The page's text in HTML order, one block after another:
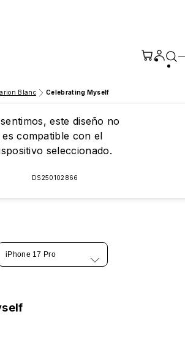
Blanc Celebrating Myself
este diseño no
es compatible con el
seleccionado.
DS250102866
iPhone 17 Pro